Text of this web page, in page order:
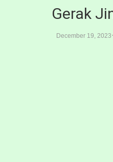
Gerak
December 19, 2023